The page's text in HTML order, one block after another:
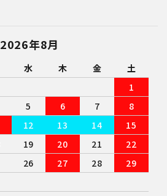
2026年8月
水 木 金
土
1
5 6 7
8
12 13 14
15
19 20 21
22
26 27 28
29